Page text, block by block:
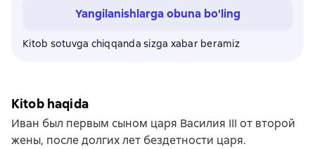
Yangilanishlarga obuna bo'ling
Kitob sotuvga chiqqanda sizga xabar beramiz
Kitob haqida
Иван был первым сыном царя Василия III от второй
жены, после долгих лет бездетности царя.